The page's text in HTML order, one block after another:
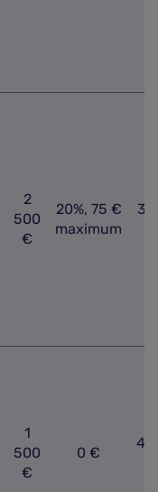
2
500
€
20%, 75 €
maximum
1
500
€
0 €